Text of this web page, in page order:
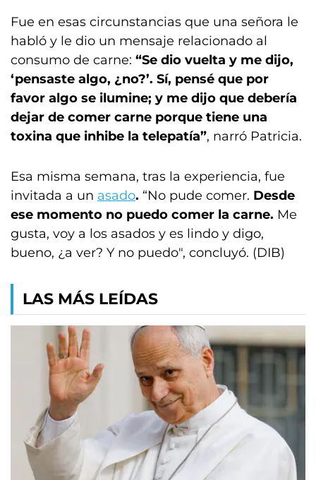
Fue en esas circunstancias que una señora le
habló y le dio un mensaje relacionado al
consumo de carne: “Se dio vuelta y me dijo,
‘pensaste algo, ¿no?’. Sí, pensé que por
favor algo se ilumine; y me dijo que debería
dejar de comer carne porque tiene una
toxina que inhibe la telepatía”, narró Patricia.
Esa misma semana, tras la experiencia, fue
invitada a un asado. “No pude comer. Desde
ese momento no puedo comer la carne. Me
gusta, voy a los asados y es lindo y digo,
bueno, ¿a ver? Y no puedo", concluyó. (DIB)
LAS MÁS LEÍDAS